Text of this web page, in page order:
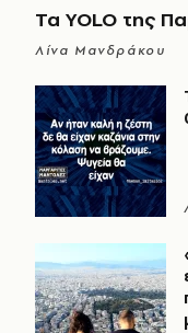
Τα YOLO της
Λίνα Μανδράκου